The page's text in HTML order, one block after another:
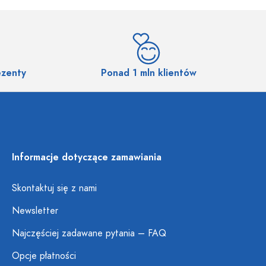
Ponad 1 mln klientów
Informacje dotyczące zamawiania
Skontaktuj się z nami
Newsletter
Najczęściej zadawane pytania – FAQ
Opcje płatności